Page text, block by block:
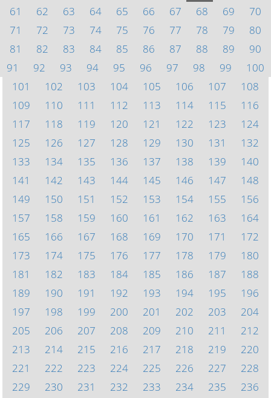
61
62 63 64 65 66 67 68 69
70
71
72 73 74 75 76 77 78 79
80
81
82 83 84 85 86 87 88 89
90
91
92 93 94 95 96 97 98 99
100
101
102 103 104 105 106 107
108
109
110 111 112 113 114 115
116
117
118 119 120 121 122 123
124
125
126 127 128 129 130 131
132
133
134 135 136 137 138 139
140
141
142 143 144 145 146 147
148
149
150 151 152 153 154 155
156
157
158 159 160 161 162 163
164
165
166 167 168 169 170 171
172
173
174 175 176 177 178 179
180
181
182 183 184 185 186 187
188
189
190 191 192 193 194 195
196
197
198 199 200 201 202 203
204
205
206 207 208 209 210 211
212
213
214 215 216 217 218 219
220
221
222 223 224 225 226 227
228
229
230 231 232 233 234 235
236